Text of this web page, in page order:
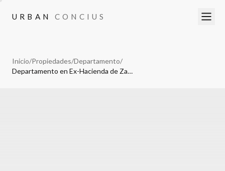
URBAN CONCIUS
URBAN CONCIUS
Inicio/Propiedades/Departamento/
Departamento en Ex-Hacienda de Zavaleta